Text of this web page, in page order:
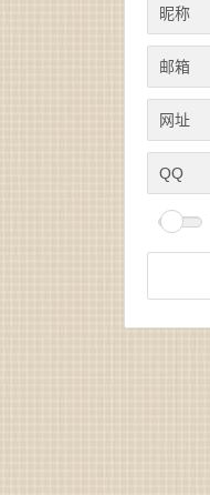
昵称
邮箱
网址
QQ